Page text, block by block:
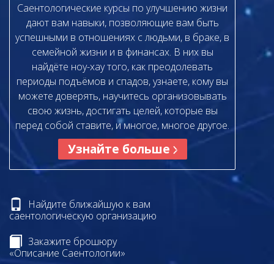
Саентологические курсы по улучшению жизни
дают вам навыки, позволяющие вам быть
успешными в отношениях с людьми, в браке, в
семейной жизни и в финансах. В них вы
найдёте ноу-хау того, как преодолевать
периоды подъёмов и спадов, узнаете, кому вы
можете доверять, научитесь организовывать
свою жизнь, достигать целей, которые вы
перед собой ставите, и многое, многое другое.
Узнайте больше
Найдите ближайшую к вам
саентологическую организацию
Закажите брошюру
«Описание Саентологии»